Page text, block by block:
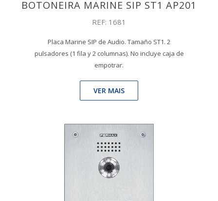
BOTONEIRA MARINE SIP ST1 AP201
REF: 1681
Placa Marine SIP de Audio. Tamaño ST1. 2
pulsadores (1 fila y 2 columnas). No incluye caja de
empotrar.
VER MAIS